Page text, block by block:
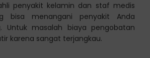
penyakit kelamin dan staf medis
bisa menangani penyakit Anda
Untuk masalah biaya pengobatan
karena sangat terjangkau.